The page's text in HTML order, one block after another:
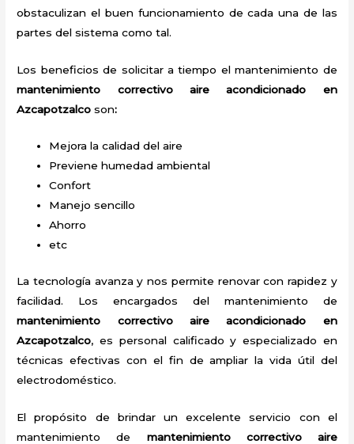
obstaculizan el buen funcionamiento de cada una de las
partes del sistema como tal.
Los beneficios de solicitar a tiempo el mantenimiento de
mantenimiento correctivoaire acondicionado en
Azcapotzalcoson:
Mejora la calidad del aire
Previene humedad ambiental
Confort
Manejo sencillo
Ahorro
etc
La tecnología avanza y nos permite renovar con rapidez y
facilidad. Los encargados del mantenimiento de
mantenimiento correctivoaire acondicionado en
Azcapotzalco, es personal calificado y especializado en
técnicas efectivas con el fin de ampliar la vida útil del
electrodoméstico.
El propósito de brindar un excelente servicio con el
mantenimiento de mantenimiento correctivoaire